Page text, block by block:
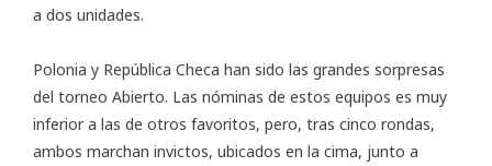
a dos unidades.
Polonia y República Checa han sido las grandes sorpresas
del torneo Abierto. Las nóminas de estos equipos es muy
inferior a las de otros favoritos, pero, tras cinco rondas,
ambos marchan invictos, ubicados en la cima, junto a